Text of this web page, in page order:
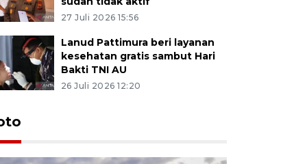
27 Juli 2026 15:56
Lanud Pattimura beri layanan
kesehatan gratis sambut Hari
Bakti TNI AU
26 Juli 2026 12:20